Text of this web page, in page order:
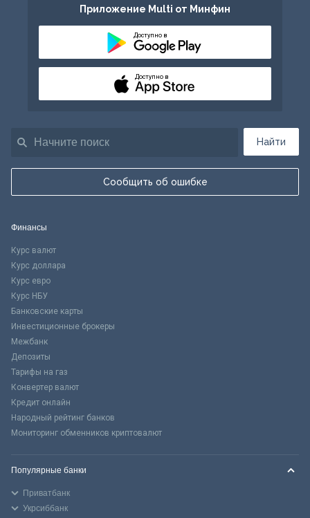
Найти
Сообщить об ошибке
Приложение Multi от Минфин
Доступно в
Доступно в
Финансы
Курс валют
Курс доллара
Курс евро
Курс НБУ
Банковские карты
Инвестиционные брокеры
Межбанк
Депозиты
Тарифы на газ
Конвертер валют
Кредит онлайн
Народный рейтинг банков
Мониторинг обменников криптовалют
Популярные банки
Приватбанк
Укрсиббанк